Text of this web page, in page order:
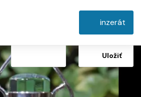
inzerát
Uložiť